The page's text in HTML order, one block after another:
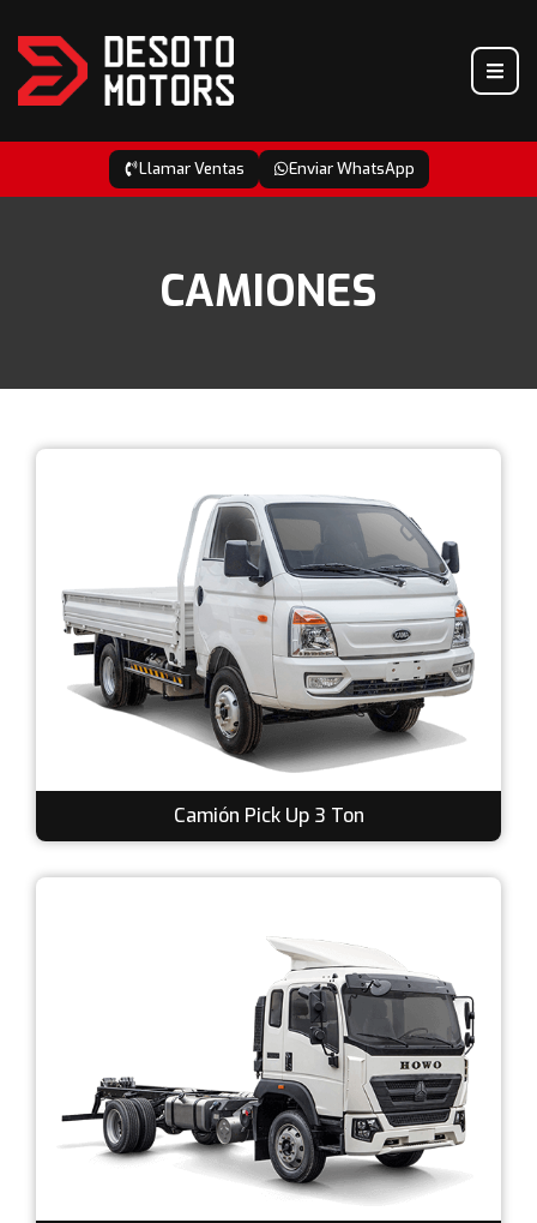
Llamar Ventas Enviar WhatsApp
CAMIONES
Camión Pick Up 3 Ton